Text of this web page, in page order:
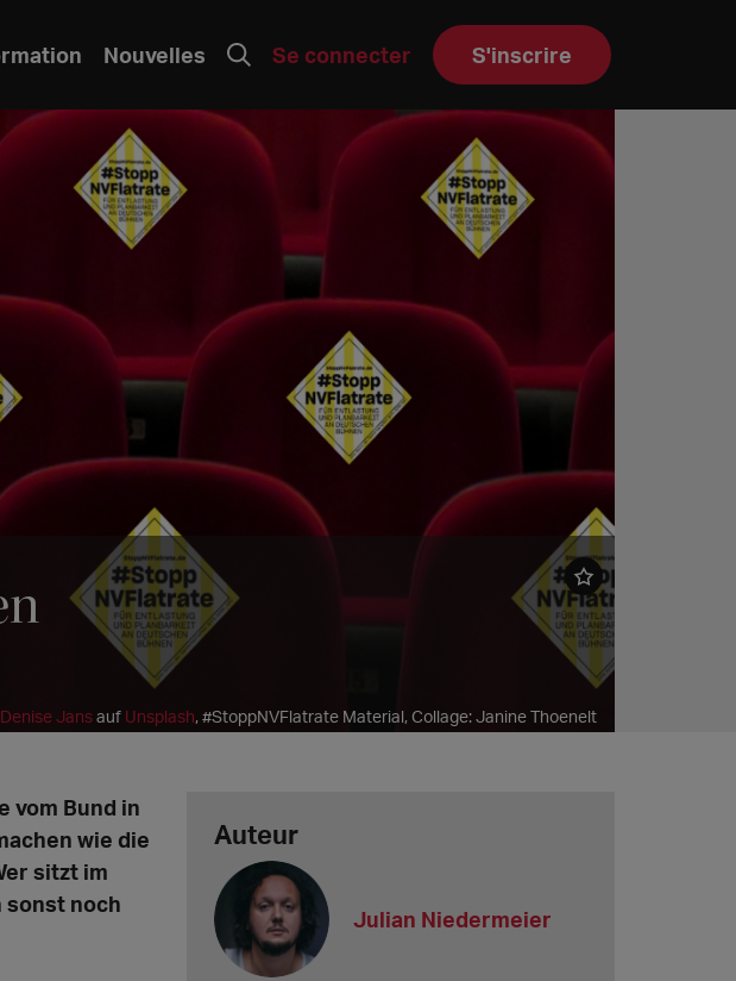
Nouvelles Se connecter S'inscrire
Denise Jansauf Unsplash, #StoppNVFlatrate Material, Collage: Janine Thoenelt
vom Bund in
wie die
sitzt im
sonst noch
Auteur
Julian Niedermeier